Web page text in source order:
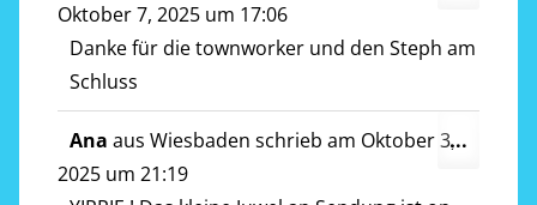
Oktober 7, 2025 um 17:06
Danke für die townworker und den Steph am
Schluss
ein-/
Ana aus Wiesbaden schrieb am Oktober 3,
2025 um 21:19
...